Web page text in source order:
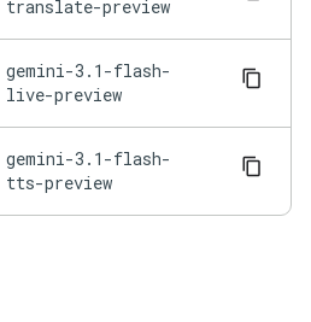
translate-preview
gemini-3.1-flash-
live-preview
gemini-3.1-flash-
tts-preview